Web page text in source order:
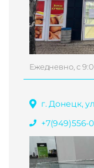
Ежедневно, с
г. Донецк,
+7(949)556-